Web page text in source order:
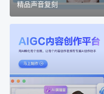
精品声音复刻
AIGC平台
用AI孵化每个创意